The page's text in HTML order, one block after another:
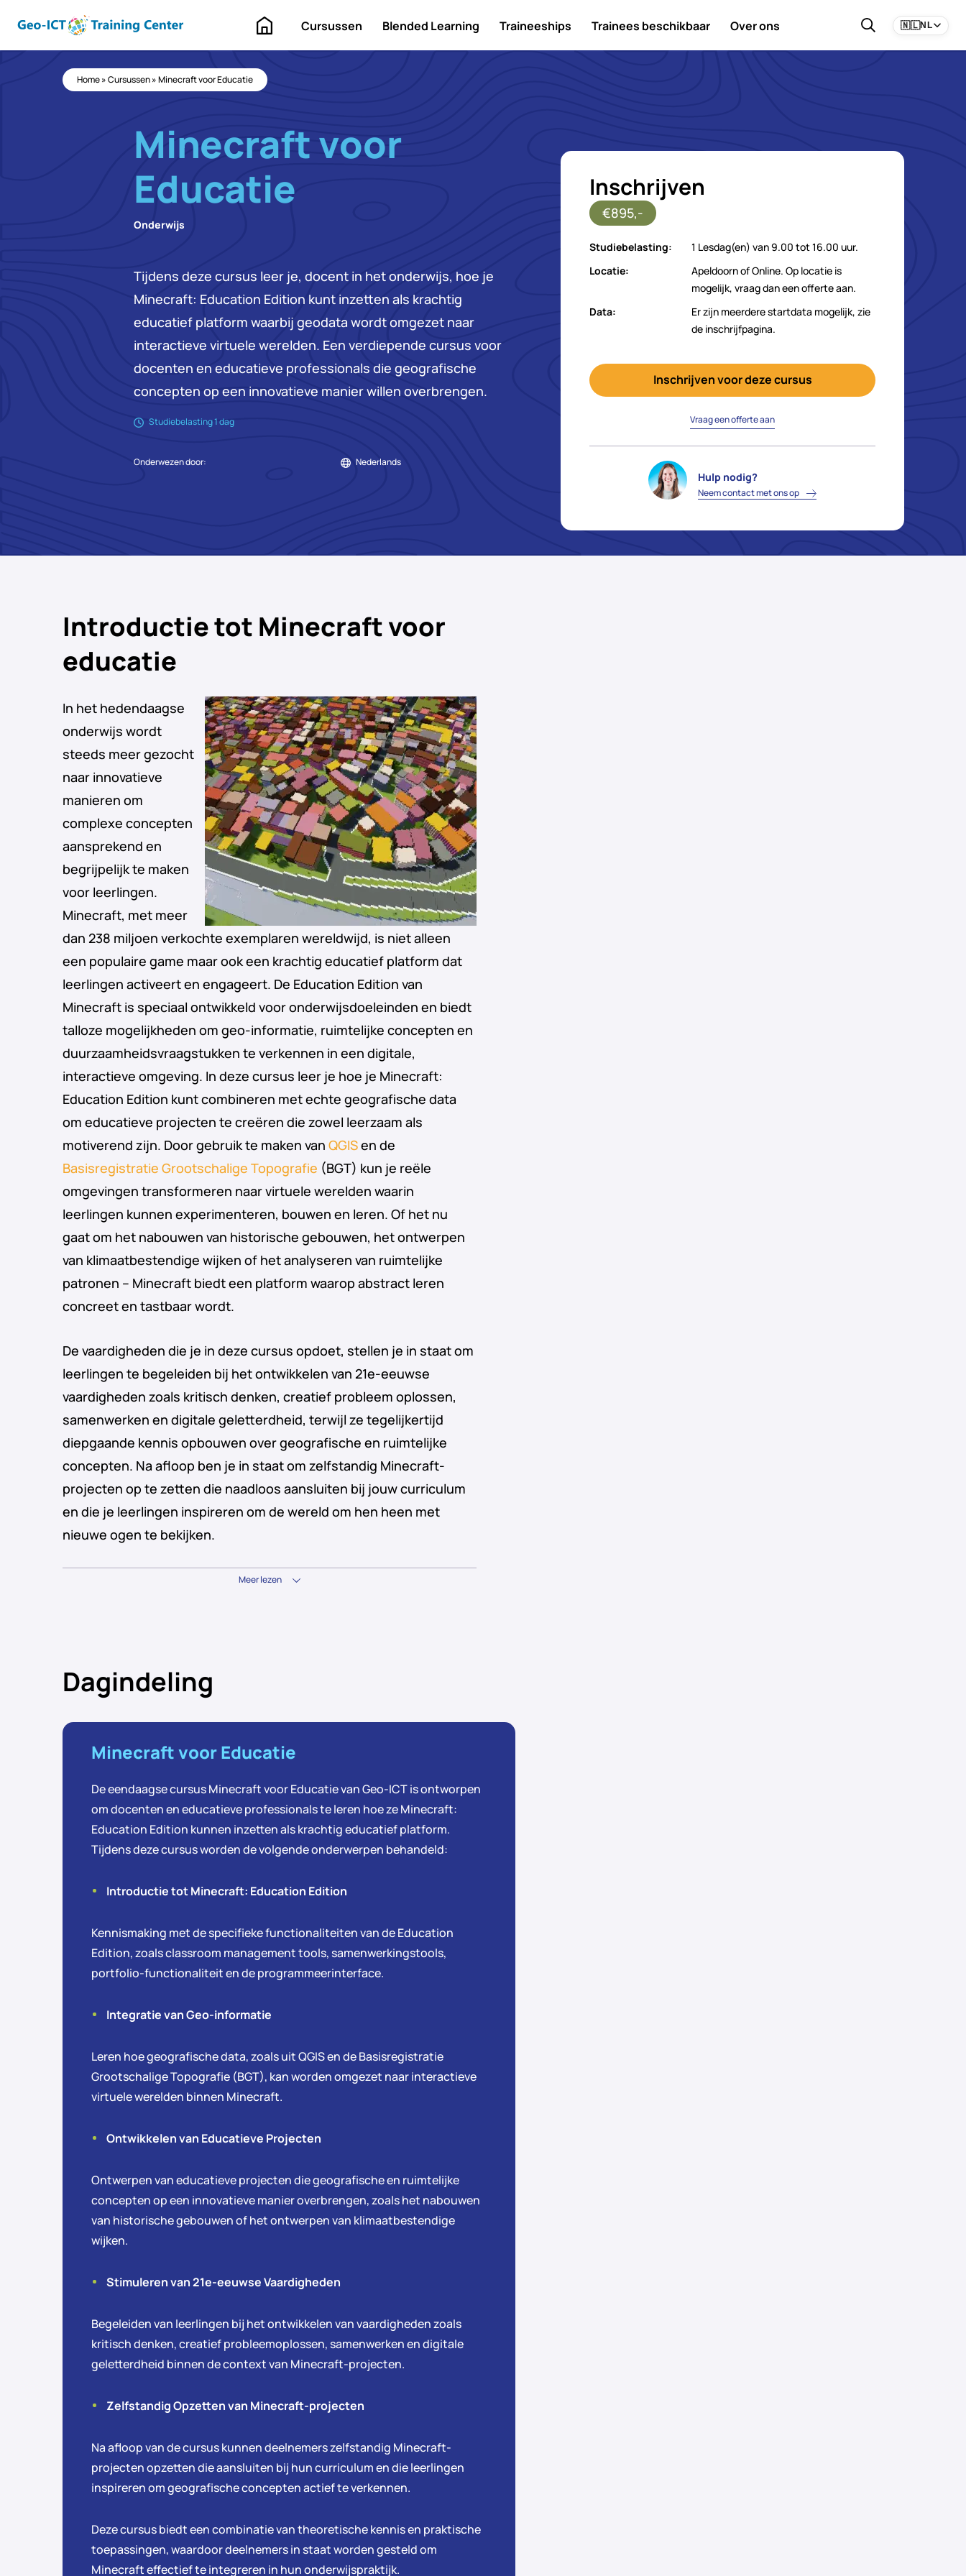
Home Cursussen Blended Learning Traineeships Trainees beschikbaar Over ons 🇳🇱NL
Home»Cursussen»Minecraft voor Educatie
Minecraft voor
Educatie
Onderwijs
Tijdens deze cursus leer je, docent in het onderwijs, hoe je
Minecraft: Education Edition kunt inzetten als krachtig
educatief platform waarbij geodata wordt omgezet naar
interactieve virtuele werelden. Een verdiepende cursus voor
docenten en educatieve professionals die geografische
concepten op een innovatieve manier willen overbrengen.
Studiebelasting 1 dag
Onderwezen door: Nederlands
Introductie tot Minecraft voor
educatie
In het hedendaagse
onderwijs wordt
steeds meer gezocht
naar innovatieve
manieren om
complexe concepten
aansprekend en
begrijpelijk te maken
voor leerlingen.
Minecraft, met meer
dan 238 miljoen verkochte exemplaren wereldwijd, is niet alleen
een populaire game maar ook een krachtig educatief platform dat
leerlingen activeert en engageert. De Education Edition van
Minecraft is speciaal ontwikkeld voor onderwijsdoeleinden en biedt
talloze mogelijkheden om geo-informatie, ruimtelijke concepten en
duurzaamheidsvraagstukken te verkennen in een digitale,
interactieve omgeving. In deze cursus leer je hoe je Minecraft:
Education Edition kunt combineren met echte geografische data
om educatieve projecten te creëren die zowel leerzaam als
motiverend zijn. Door gebruik te maken van QGISen de
Basisregistratie Grootschalige Topografie (BGT) kun je reële
omgevingen transformeren naar virtuele werelden waarin
leerlingen kunnen experimenteren, bouwen en leren. Of het nu
gaat om het nabouwen van historische gebouwen, het ontwerpen
van klimaatbestendige wijken of het analyseren van ruimtelijke
patronen – Minecraft biedt een platform waarop abstract leren
concreet en tastbaar wordt.
De vaardigheden die je in deze cursus opdoet, stellen je in staat om
leerlingen te begeleiden bij het ontwikkelen van 21e-eeuwse
vaardigheden zoals kritisch denken, creatief probleem oplossen,
samenwerken en digitale geletterdheid, terwijl ze tegelijkertijd
diepgaande kennis opbouwen over geografische en ruimtelijke
concepten. Na afloop ben je in staat om zelfstandig Minecraft-
projecten op te zetten die naadloos aansluiten bij jouw curriculum
en die je leerlingen inspireren om de wereld om hen heen met
nieuwe ogen te bekijken.
Meer lezen
Inschrijven
€895,-
Studiebelasting:
1 Lesdag(en) van 9.00 tot 16.00 uur.
Locatie:
Apeldoorn of Online. Op locatie is
mogelijk, vraag dan een offerte aan.
Data:
Er zijn meerdere startdata mogelijk, zie
de inschrijfpagina.
Inschrijven voor deze cursus
Vraag een offerte aan
Hulp nodig?
Neem contact met ons op
Dagindeling
Minecraft voor Educatie
De eendaagse cursus Minecraft voor Educatie van Geo-ICT is ontworpen
om docenten en educatieve professionals te leren hoe ze Minecraft:
Education Edition kunnen inzetten als krachtig educatief platform.
Tijdens deze cursus worden de volgende onderwerpen behandeld:
Introductie tot Minecraft: Education Edition
Kennismaking met de specifieke functionaliteiten van de Education
Edition, zoals classroom management tools, samenwerkingstools,
portfolio-functionaliteit en de programmeerinterface.
Integratie van Geo-informatie
Leren hoe geografische data, zoals uit QGIS en de Basisregistratie
Grootschalige Topografie (BGT), kan worden omgezet naar interactieve
virtuele werelden binnen Minecraft.
Ontwikkelen van Educatieve Projecten
Ontwerpen van educatieve projecten die geografische en ruimtelijke
concepten op een innovatieve manier overbrengen, zoals het nabouwen
van historische gebouwen of het ontwerpen van klimaatbestendige
wijken.
Stimuleren van 21e-eeuwse Vaardigheden
Begeleiden van leerlingen bij het ontwikkelen van vaardigheden zoals
kritisch denken, creatief probleemoplossen, samenwerken en digitale
geletterdheid binnen de context van Minecraft-projecten.
Zelfstandig Opzetten van Minecraft-projecten
Na afloop van de cursus kunnen deelnemers zelfstandig Minecraft-
projecten opzetten die aansluiten bij hun curriculum en die leerlingen
inspireren om geografische concepten actief te verkennen.
Deze cursus biedt een combinatie van theoretische kennis en praktische
toepassingen, waardoor deelnemers in staat worden gesteld om
Minecraft effectief te integreren in hun onderwijspraktijk.